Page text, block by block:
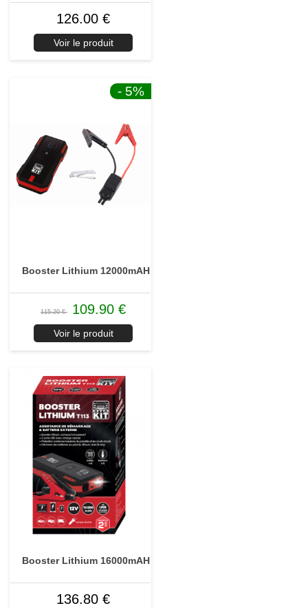
126.00 €
Voir le produit
- 5%
Booster Lithium 12000mAH
115.20 € 109.90 €
Voir le produit
Booster Lithium 16000mAH
136.80 €